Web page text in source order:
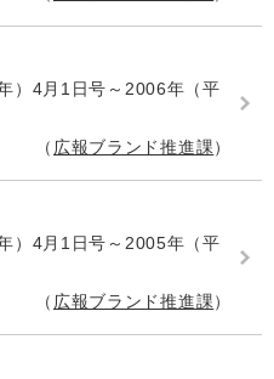
）4月1日号～2006年（平
広報ブランド推進課
）4月1日号～2005年（平
広報ブランド推進課